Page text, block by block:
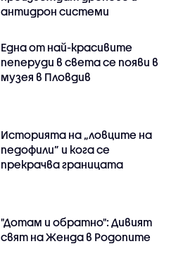
антидрон системи
Една от най-красивите
пеперуди в света се появи в
музея в Пловдив
Историята на „ловците на
педофили” и кога се
прекрачва границата
"Дотам и обратно": Дивият
свят на Женда в Родопите